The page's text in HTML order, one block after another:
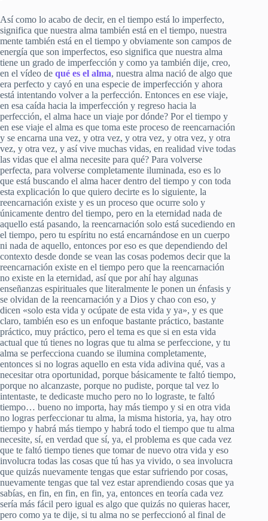
Así como lo acabo de decir, en el tiempo está lo imperfecto,
significa que nuestra alma también está en el tiempo, nuestra
mente también está en el tiempo y obviamente son campos de
energía que son imperfectos, eso significa que nuestra alma
tiene un grado de imperfección y como ya también dije, creo,
en el vídeo de qué es el alma, nuestra alma nació de algo que
era perfecto y cayó en una especie de imperfección y ahora
está intentando volver a la perfección. Entonces en ese viaje,
en esa caída hacia la imperfección y regreso hacia la
perfección, el alma hace un viaje por dónde? Por el tiempo y
en ese viaje el alma es que toma este proceso de reencarnación
y se encarna una vez, y otra vez, y otra vez, y otra vez, y otra
vez, y otra vez, y así vive muchas vidas, en realidad vive todas
las vidas que el alma necesite para qué? Para volverse
perfecta, para volverse completamente iluminada, eso es lo
que está buscando el alma hacer dentro del tiempo y con toda
esta explicación lo que quiero decirte es lo siguiente, la
reencarnación existe y es un proceso que ocurre solo y
únicamente dentro del tiempo, pero en la eternidad nada de
aquello está pasando, la reencarnación solo está sucediendo en
el tiempo, pero tu espíritu no está encarnándose en un cuerpo
ni nada de aquello, entonces por eso es que dependiendo del
contexto desde donde se vean las cosas podemos decir que la
reencarnación existe en el tiempo pero que la reencarnación
no existe en la eternidad, así que por ahí hay algunas
enseñanzas espirituales que literalmente le ponen un énfasis y
se olvidan de la reencarnación y a Dios y chao con eso, y
dicen «solo esta vida y ocúpate de esta vida y ya», y es que
claro, también eso es un enfoque bastante práctico, bastante
práctico, muy práctico, pero el tema es que si en esta vida
actual que tú tienes no logras que tu alma se perfeccione, y tu
alma se perfecciona cuando se ilumina completamente,
entonces si no logras aquello en esta vida adivina qué, vas a
necesitar otra oportunidad, porque básicamente te faltó tiempo,
porque no alcanzaste, porque no pudiste, porque tal vez lo
intentaste, te dedicaste mucho pero no lo lograste, te faltó
tiempo… bueno no importa, hay más tiempo y si en otra vida
no logras perfeccionar tu alma, la misma historia, ya, hay otro
tiempo y habrá más tiempo y habrá todo el tiempo que tu alma
necesite, sí, en verdad que sí, ya, el problema es que cada vez
que te faltó tiempo tienes que tomar de nuevo otra vida y eso
involucra todas las cosas que tú has ya vivido, o sea involucra
que quizás nuevamente tengas que estar sufriendo por cosas,
nuevamente tengas que tal vez estar aprendiendo cosas que ya
sabías, en fin, en fin, en fin, ya, entonces en teoría cada vez
sería más fácil pero igual es algo que quizás no quieras hacer,
pero como ya te dije, si tu alma no se perfeccionó al final de